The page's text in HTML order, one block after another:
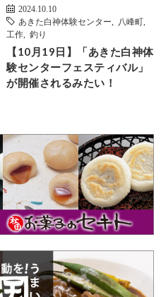
2024.10.10
あきた白神体験センター
八峰町
工作
釣り
【10月19日】「あきた白神体
験センターフェスティバル」
が開催されるみたい！